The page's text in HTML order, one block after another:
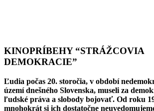
KINOPRÍBEHY “STRÁŽCOVIA
DEMOKRACIE”
Ľudia počas 20. storočia, v období
území dnešného Slovenska, museli za
ľudské práva a slobody bojovať. Od roku
mnohokrát si ich dostatočne